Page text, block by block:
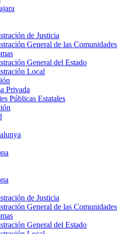
de Justicia
General de las Comunidades
General del Estado
Local
Privada
Públicas Estatales
de Justicia
General de las Comunidades
General del Estado